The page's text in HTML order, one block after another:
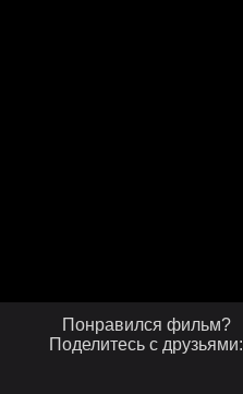
Понравился фильм?
Поделитесь с друзьями: